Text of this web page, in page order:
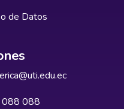
de Datos
088